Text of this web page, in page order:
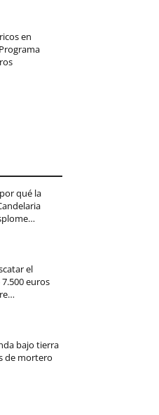
en
qué la
el
euros
bajo tierra
de mortero